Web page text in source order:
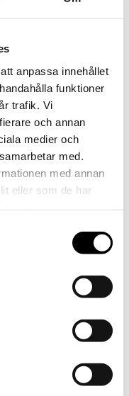
anpassa innehållet
funktioner
trafik. Vi
och annan
medier och
med.
med annan
eller som de har
utanför Island och en
den sprids mer.
Har modellens
2020
narkotika, SIMON, är
familjer. Det är
på ANDTS-